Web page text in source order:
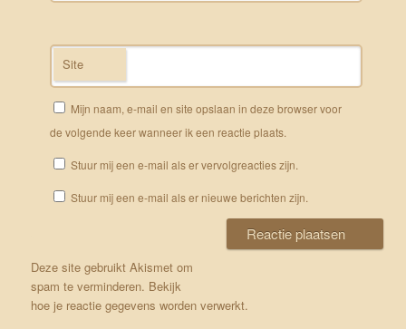
Site
Mijn naam, e-mail en site opslaan in deze browser voor
de volgende keer wanneer ik een reactie plaats.
Stuur mij een e-mail als er vervolgreacties zijn.
Stuur mij een e-mail als er nieuwe berichten zijn.
Deze site gebruikt Akismet om
spam te verminderen. Bekijk
hoe je reactie gegevens worden verwerkt.